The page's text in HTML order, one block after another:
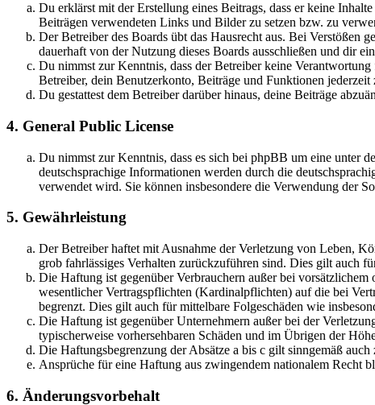
Du erklärst mit der Erstellung eines Beitrags, dass er keine
Beiträgen verwendeten Links und Bilder zu setzen bzw. zu
Der Betreiber des Boards übt das Hausrecht aus. Bei Verstößen
dauerhaft von der Nutzung dieses Boards ausschließen und dir
Du nimmst zur Kenntnis, dass der Betreiber keine
Betreiber, dein Benutzerkonto, Beiträge und Funktionen jederzeit
Du gestattest dem Betreiber darüber hinaus, deine Beiträge
4. General Public License
Du nimmst zur Kenntnis, dass es sich bei phpBB um eine unter
deutschsprachige Informationen werden durch die
verwendet wird. Sie können insbesondere die Verwendung der
5. Gewährleistung
Der Betreiber haftet mit Ausnahme der Verletzung von Leben,
grob fahrlässiges Verhalten zurückzuführen sind. Dies gilt auch
Die Haftung ist gegenüber Verbrauchern außer bei
wesentlicher Vertragspflichten (Kardinalpflichten) auf die bei
begrenzt. Dies gilt auch für mittelbare Folgeschäden wie
Die Haftung ist gegenüber Unternehmern außer bei der
typischerweise vorhersehbaren Schäden und im Übrigen der
Die Haftungsbegrenzung der Absätze a bis c gilt sinngemäß
Ansprüche für eine Haftung aus zwingendem nationalem Recht
6. Änderungsvorbehalt